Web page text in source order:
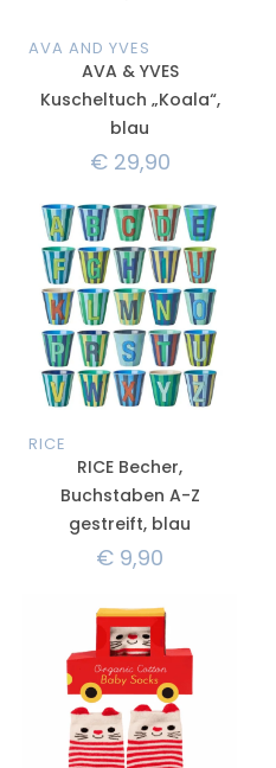
AVA AND YVES
AVA & YVES
Kuscheltuch „Koala“,
blau
€29,90
RICE
RICE Becher,
Buchstaben A-Z
gestreift, blau
€ 9,90